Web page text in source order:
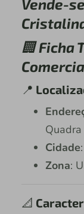
Vende-
🏢Ficha
📍
Cidade
Zona:
📐